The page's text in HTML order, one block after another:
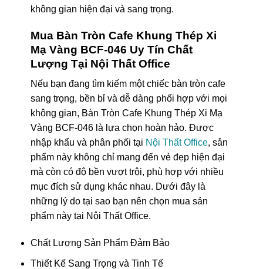
không gian hiện đại và sang trọng.
Mua Bàn Tròn Cafe Khung Thép Xi
Mạ Vàng BCF-046 Uy Tín Chất
Lượng Tại Nội Thất Office
Nếu bạn đang tìm kiếm một chiếc bàn tròn cafe
sang trọng, bền bỉ và dễ dàng phối hợp với mọi
không gian, Bàn Tròn Cafe Khung Thép Xi Mạ
Vàng BCF-046 là lựa chọn hoàn hảo. Được
nhập khẩu và phân phối tại Nội Thất Office, sản
phẩm này không chỉ mang đến vẻ đẹp hiện đại
mà còn có độ bền vượt trội, phù hợp với nhiều
mục đích sử dụng khác nhau. Dưới đây là
những lý do tại sao bạn nên chọn mua sản
phẩm này tại Nội Thất Office.
Chất Lượng Sản Phẩm Đảm Bảo
Thiết Kế Sang Trọng và Tinh Tế